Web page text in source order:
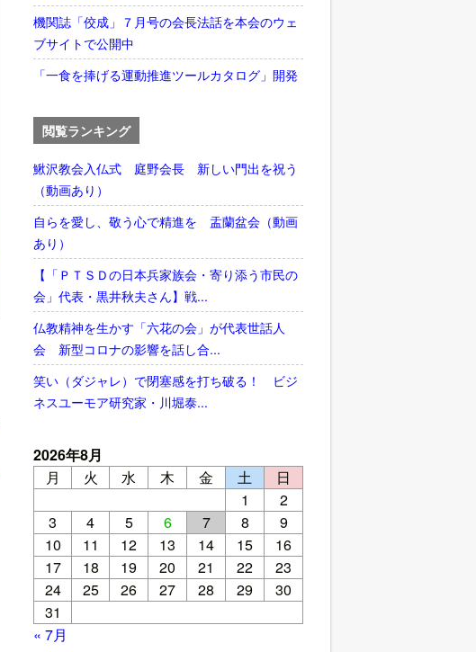
機関誌「佼成」７月号の会長法話を本会のウェ
ブサイトで公開中
「一食を捧げる運動推進ツールカタログ」開発
閲覧ランキング
鰍沢教会入仏式 庭野会長 新しい門出を祝う
（動画あり）
自らを愛し、敬う心で精進を 盂蘭盆会（動画
あり）
【「ＰＴＳＤの日本兵家族会・寄り添う市民の
会」代表・黒井秋夫さん】戦...
仏教精神を生かす「六花の会」が代表世話人
会 新型コロナの影響を話し合...
笑い（ダジャレ）で閉塞感を打ち破る！ ビジ
ネスユーモア研究家・川堀泰...
2026年8月
月
火 水 木 金 土
日
1
2
3
4 5 6 7 8
9
10
11 12 13 14 15
16
17
18 19 20 21 22
23
24
25 26 27 28 29
30
31
« 7月